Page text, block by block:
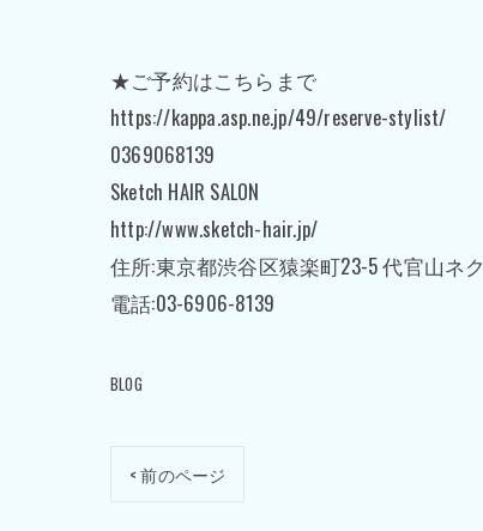
★ご予約はこちらまで
https://kappa.asp.ne.jp/49/reserve-stylist/
0369068139
Sketch HAIR SALON
http://www.sketch-hair.jp/
住所:東京都渋谷区猿楽町23-5 代官山
電話:03-6906-8139
BLOG
< 前のページ